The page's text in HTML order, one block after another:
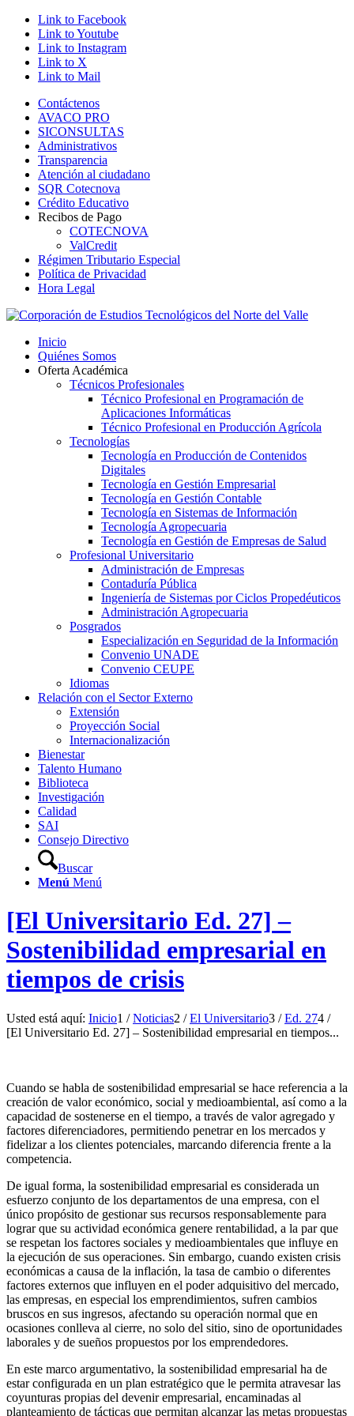
Link to Facebook
Link to Youtube
Link to Instagram
Link to X
Link to Mail
Contáctenos
AVACO PRO
SICONSULTAS
Administrativos
Transparencia
Atención al ciudadano
SQR Cotecnova
Crédito Educativo
Recibos de Pago
COTECNOVA
ValCredit
Régimen Tributario Especial
Política de Privacidad
Hora Legal
Inicio
Quiénes Somos
Oferta Académica
Técnicos Profesionales
Técnico Profesional en Programación de
Aplicaciones Informáticas
Técnico Profesional en Producción Agrícola
Tecnologías
Tecnología en Producción de Contenidos
Digitales
Tecnología en Gestión Empresarial
Tecnología en Gestión Contable
Tecnología en Sistemas de Información
Tecnología Agropecuaria
Tecnología en Gestión de Empresas de Salud
Profesional Universitario
Administración de Empresas
Contaduría Pública
Ingeniería de Sistemas por Ciclos Propedéuticos
Administración Agropecuaria
Posgrados
Especialización en Seguridad de la Información
Convenio UNADE
Convenio CEUPE
Idiomas
Relación con el Sector Externo
Extensión
Proyección Social
Internacionalización
Bienestar
Talento Humano
Biblioteca
Investigación
Calidad
SAI
Consejo Directivo
Buscar
Menú Menú
[El Universitario Ed. 27] –
Sostenibilidad empresarial en
tiempos de crisis
Usted está aquí: Inicio1 / Noticias2 / El Universitario3 / Ed. 274 /
[El Universitario Ed. 27] – Sostenibilidad empresarial en tiempos...
Cuando se habla de sostenibilidad empresarial se hace referencia a la
creación de valor económico, social y medioambiental, así como a la
capacidad de sostenerse en el tiempo, a través de valor agregado y
factores diferenciadores, permitiendo penetrar en los mercados y
fidelizar a los clientes potenciales, marcando diferencia frente a la
competencia.
De igual forma, la sostenibilidad empresarial es considerada un
esfuerzo conjunto de los departamentos de una empresa, con el
único propósito de gestionar sus recursos responsablemente para
lograr que su actividad económica genere rentabilidad, a la par que
se respetan los factores sociales y medioambientales que influye en
la ejecución de sus operaciones. Sin embargo, cuando existen crisis
económicas a causa de la inflación, la tasa de cambio o diferentes
factores externos que influyen en el poder adquisitivo del mercado,
las empresas, en especial los emprendimientos, sufren cambios
bruscos en sus ingresos, afectando su operación normal que en
ocasiones conlleva al cierre, no solo del sitio, sino de oportunidades
laborales y de sueños propuestos por los emprendedores.
En este marco argumentativo, la sostenibilidad empresarial ha de
estar configurada en un plan estratégico que le permita atravesar las
coyunturas propias del devenir empresarial, encaminadas al
planteamiento de tácticas que permitan alcanzar las metas propuestas